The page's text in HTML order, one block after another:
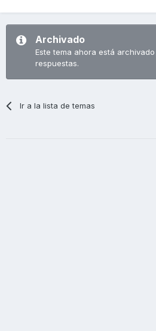
Archivado
Este tema ahora está
respuestas.
Ir a la lista de temas